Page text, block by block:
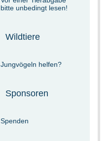
bitte unbedingt lesen!
Wildtiere
Jungvögeln helfen?
Sponsoren
Spenden